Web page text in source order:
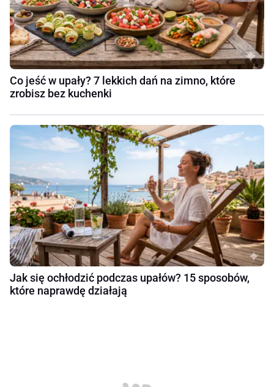
Co jeść w upały? 7 lekkich dań na zimno, które
zrobisz bez kuchenki
Jak się ochłodzić podczas upałów? 15 sposobów,
które naprawdę działają